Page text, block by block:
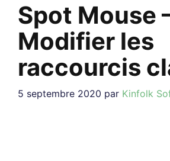
Spot Mouse
Modifier les
raccourcis
5 septembre 2020 par Kinfolk